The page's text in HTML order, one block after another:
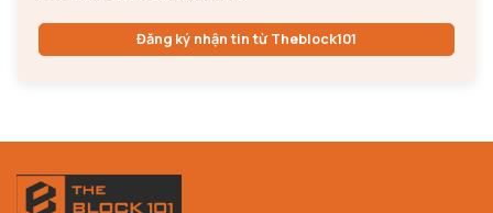
Đăng ký nhận tin từ Theblock101